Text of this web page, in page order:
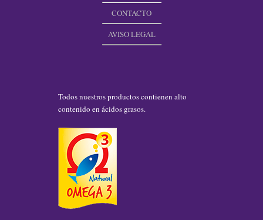
CONTACTO
AVISO LEGAL
Todos nuestros productos contienen alto
contenido en ácidos grasos.